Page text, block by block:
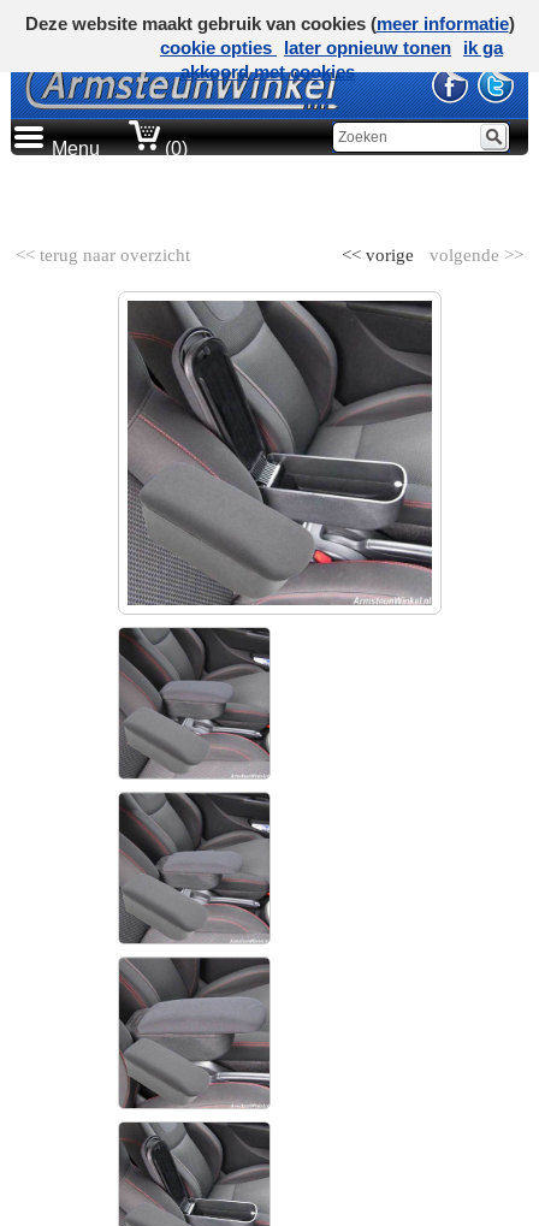
Menu (0)
<< terug naar overzicht volgende >>
<< vorige
Deze website maakt gebruik van cookies (meer informatie)
cookie opties
later opnieuw tonen
ik ga
akkoord met cookies